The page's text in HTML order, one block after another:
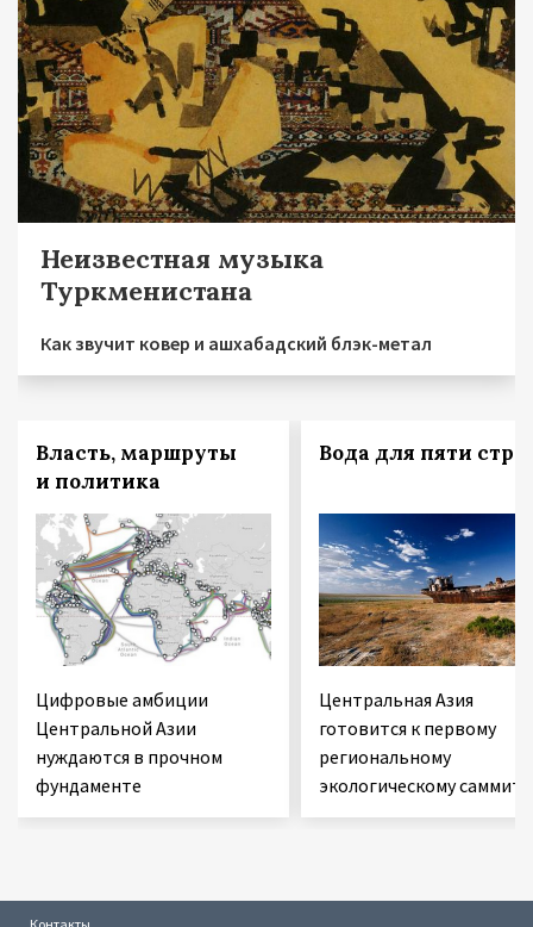
Неизвестная музыка
Туркменистана
Как звучит ковер и ашхабадский блэк-метал
Власть, маршруты
и политика
Цифровые амбиции
Центральной Азии
нуждаются в прочном
фундаменте
Вода для пяти
Центральная Азия
готовится к первому
региональному
экологическому саммиту